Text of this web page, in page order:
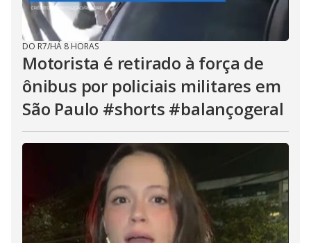
DO R7/HÁ 8 HORAS
Motorista é retirado à força de
ônibus por policiais militares em
São Paulo #shorts #balançogeral